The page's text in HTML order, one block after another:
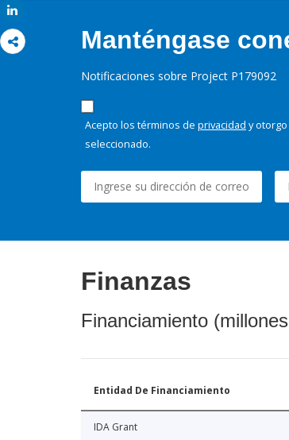
Manténgase
Notificaciones sobre Project P179092
Acepto los términos de privacidad y
seleccionado.
Finanzas
Financiamiento
Entidad De Financiamiento
IDA Grant